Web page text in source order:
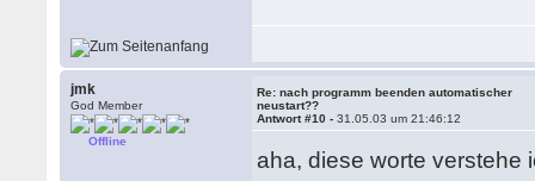
jmk
God Member
Offline
Re: nach programm beenden automatischer
neustart??
Antwort #10 -31.05.03 um 21:46:12
aha, diese worte